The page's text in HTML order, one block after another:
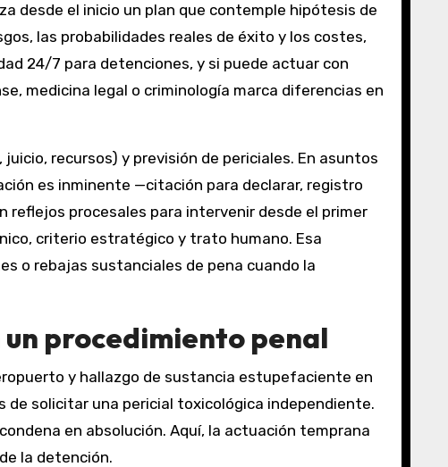
desde el inicio un plan que contemple hipótesis de
las probabilidades reales de éxito y los costes,
24/7 para detenciones, y si puede actuar con
medicina legal o criminología marca diferencias en
recursos) y previsión de periciales. En asuntos
es inminente —citación para declarar, registro
reflejos procesales para intervenir desde el primer
criterio estratégico y trato humano. Esa
o rebajas sustanciales de pena cuando la
un procedimiento penal
y hallazgo de sustancia estupefaciente en
de solicitar una pericial toxicológica independiente.
en absolución. Aquí, la actuación temprana
la detención.